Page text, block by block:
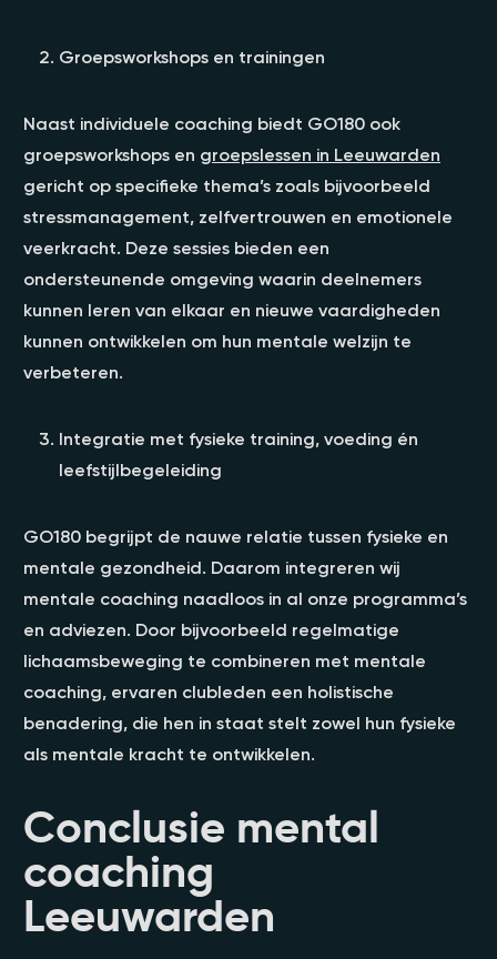
Groepsworkshops en trainingen
Naast individuele coaching biedt GO180 ook
groepsworkshops en groepslessen in Leeuwarden
gericht op specifieke thema’s zoals bijvoorbeeld
stressmanagement, zelfvertrouwen en emotionele
veerkracht. Deze sessies bieden een
ondersteunende omgeving waarin deelnemers
kunnen leren van elkaar en nieuwe vaardigheden
kunnen ontwikkelen om hun mentale welzijn te
verbeteren.
Integratie met fysieke training, voeding én
leefstijlbegeleiding
GO180 begrijpt de nauwe relatie tussen fysieke en
mentale gezondheid. Daarom integreren wij
mentale coaching naadloos in al onze programma’s
en adviezen. Door bijvoorbeeld regelmatige
lichaamsbeweging te combineren met mentale
coaching, ervaren clubleden een holistische
benadering, die hen in staat stelt zowel hun fysieke
als mentale kracht te ontwikkelen.
Conclusie mental
coaching
Leeuwarden